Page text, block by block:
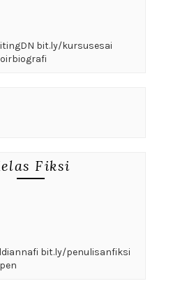
bit.ly/kursusesai
Fiksi
bit.ly/penulisanfiksi